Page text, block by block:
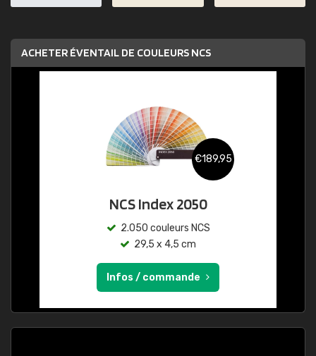
ACHETER ÉVENTAIL DE COULEURS NCS
€189,95
NCS Index 2050
2.050 couleurs NCS
29,5 x 4,5 cm
Infos / commande